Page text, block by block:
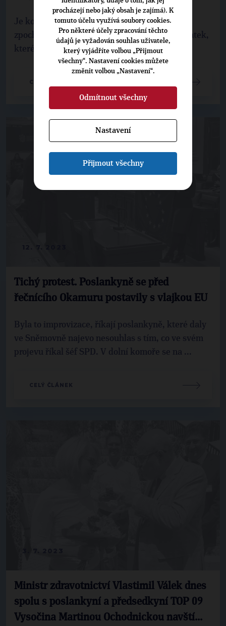
Je kolem toho spousta posměchu, ale také
zpochybňování. Spousta zjednodušujících zkratek,
které zdaleka nic nevypovídají o celku.
CELÝ ČLÁNEK
Tichý protest. Poslankyně se před
řečnícího Okamuru postavily s vlajkou EU
Byla to improvizace, říkají poslankyně, které daly
ve Sněmovně najevo nesouhlas s tím, co ve svém
projevu říkal šéf SPD. V dolní komoře se na ...
CELÝ ČLÁNEK
Ministr zdravotnictví Vlastimil Válek dnes
spolu s poslankyní a předsedkyní TOP 09
Vysočina Martinou Ochodnickou navští...
procházejí nebo jaký obsah je zajímá). K
tomuto účelu využívá soubory cookies.
Pro některé účely zpracování těchto
údajů je vyžadován souhlas uživatele,
který vyjádříte volbou „Přijmout
všechny“. Nastavení cookies můžete
změnit volbou „Nastavení“.
Odmítnout všechny
Nastavení
Přijmout všechny